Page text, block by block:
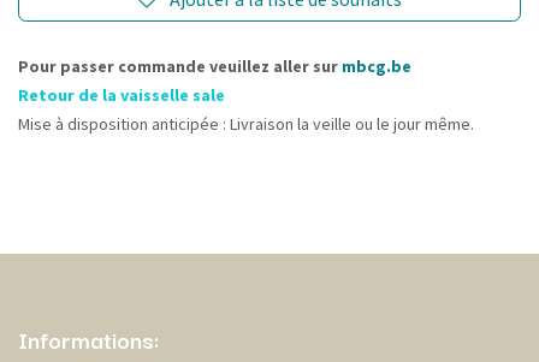
Pour passer commande veuillez aller sur mbcg.be
Retour de la vaisselle sale
Mise à disposition anticipée : Livraison la veille ou le jour même.
Informations: